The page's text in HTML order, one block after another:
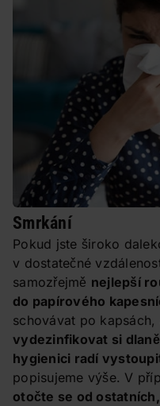
Smrkání
Pokud jste široko
v dostatečné
samozřejmě nejlepší
do papírového
schovávat po kapsách,
vydezinfikovat si dlaně
hygienici radí
popisujeme výše. V
otočte se od